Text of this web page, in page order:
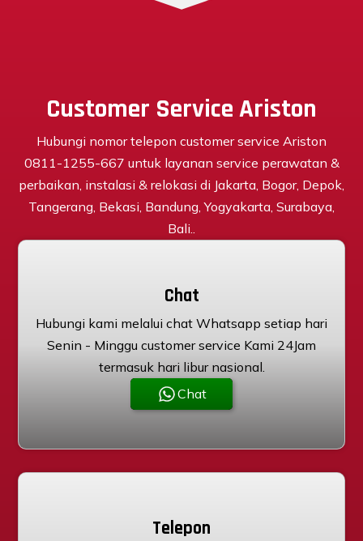
Customer Service Ariston
Hubungi nomor telepon customer service Ariston
0811-1255-667 untuk layanan service perawatan &
perbaikan, instalasi & relokasi di Jakarta, Bogor, Depok,
Tangerang, Bekasi, Bandung, Yogyakarta, Surabaya,
Bali..
Chat
Hubungi kami melalui chat Whatsapp setiap hari
Senin - Minggu customer service Kami 24Jam
termasuk hari libur nasional.
Chat
Telepon